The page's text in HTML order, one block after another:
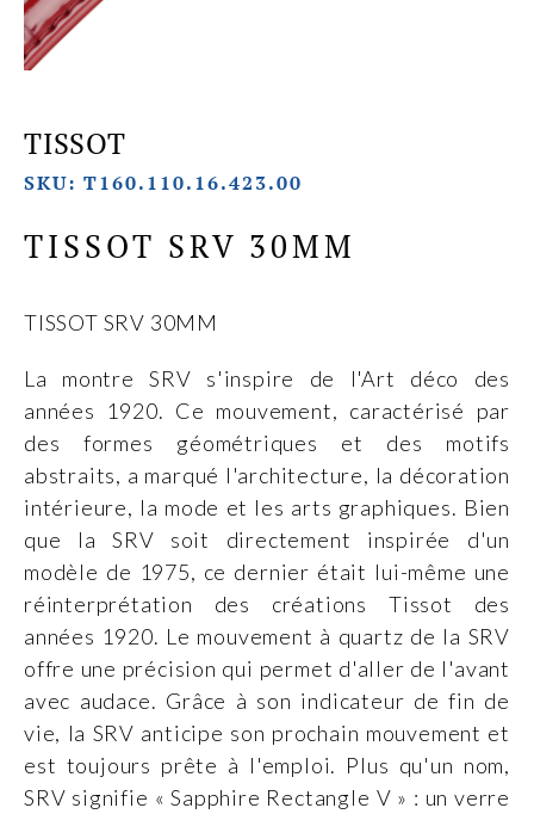
TISSOT
SKU: T160.110.16.423.00
TISSOT SRV 30MM
TISSOT SRV 30MM
La montre SRV s'inspire de l'Art déco des
années 1920. Ce mouvement, caractérisé par
des formes géométriques et des motifs
abstraits, a marqué l'architecture, la décoration
intérieure, la mode et les arts graphiques. Bien
que la SRV soit directement inspirée d'un
modèle de 1975, ce dernier était lui-même une
réinterprétation des créations Tissot des
années 1920. Le mouvement à quartz de la SRV
offre une précision qui permet d'aller de l'avant
avec audace. Grâce à son indicateur de fin de
vie, la SRV anticipe son prochain mouvement et
est toujours prête à l'emploi. Plus qu'un nom,
SRV signifie « Sapphire Rectangle V » : un verre